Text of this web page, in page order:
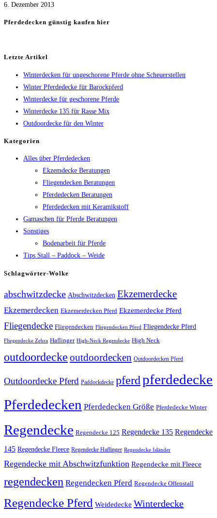
6. Dezember 2013
Pferdedecken günstig kaufen hier
Letzte Artikel
Winterdecken für ungeschorene Pferde ohne Scheuerstellen
Winter Pferdedecke für Barockpferd
Winterdecke für geschorene Pferde
Winterdecke 135 für Rasse Mix
Outdoordecke für den Winter
Kategorien
Alles über Pferdedecken
Ekzemdecke Beratungen
Fliegendecken Beratungen
Pferdedecken Beratungen
Pferdedecken mit Keramikstoff
Gamaschen für Pferde Beratungen
Sonstiges
Bodenarbeit für Pferde
Tips Stall – Paddock – Weide
Schlagwörter-Wolke
abschwitzdecke Abschwitzdecken Ekzemerdecke
Ekzemerdecken Ekzemerdecken Pferd Ekzemerdecke Pferd
Fliegendecke Fliegendecken Fliegendecken Pferd Fliegendecke Pferd
Fliegendecke Zebra Haflinger High-Neck Regendecke High Neck
outdoordecke outdoordecken Outdoordecken Pferd
Outdoordecke Pferd Paddockdecke pferdpferdedecke
Pferdedecken Pferdedecken Größe Pferdedecke Winter
Regendecke Regendecke 125 Regendecke 135 Regendecke
145 Regendecke Fleece Regendecke Haflinger Regendecke Isländer
Regendecke mit Abschwitzfunktion Regendecke mit Fleece
regendecken Regendecken Pferd Regendecke Offenstall
Regendecke Pferd Weidedecke Winterdecke